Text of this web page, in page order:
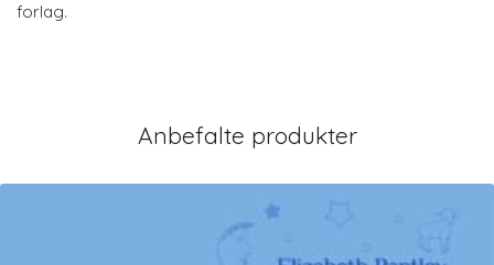
forlag.
Anbefalte produkter